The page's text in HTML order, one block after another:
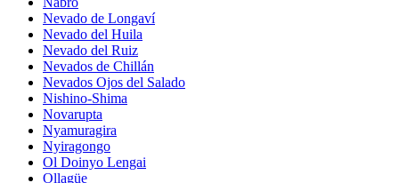
Nevado de Longaví
Nevado del Huila
Nevado del Ruiz
Nevados de Chillán
Nevados Ojos del Salado
Nishino-Shima
Novarupta
Nyamuragira
Nyiragongo
Ol Doinyo Lengai
Ollagüe